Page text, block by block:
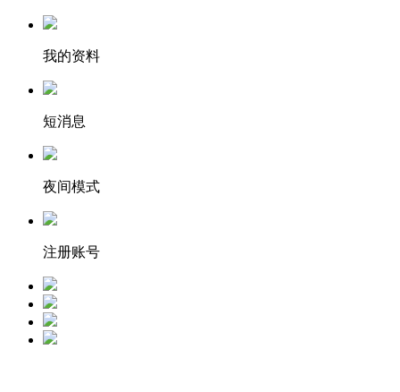
我的资料
短消息
夜间模式
注册账号